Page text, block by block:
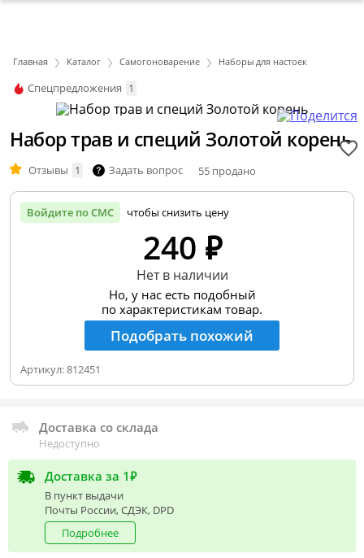
Главная Каталог Самогоноварение Наборы для настоек
Спецпредложения 1
Набор трав и специй Золотой корень
Отзывы 1 Задать вопрос 55 продано
Войдите по СМС чтобы снизить цену
240 ₽
Нет в наличии
Но, у нас есть подобный
по характеристикам товар.
Подобрать похожий
Артикул:812451
Доставка со склада
Недоступно
Доставка за 1₽
В пункт выдачи
Почты России, СДЭК, DPD
Подробнее